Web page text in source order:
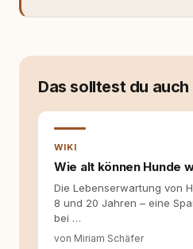
getippt:
weniger guten
erlebt habe, wie
bewusst gute
als Content
beteiligt, an denen
werden. Ich
redaktionell,
Das solltest du auch
WIKI
Wie alt können Hunde
Die Lebenserwartung von
8 und 20 Jahren – eine
bei …
von Miriam Schäfer